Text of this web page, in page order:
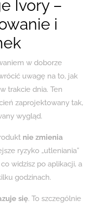
Ivory –
i
w doborze
uwagę na to, jak
trakcie dnia. Ten
zaprojektowany tak,
wygląd.
nie zmienia
ryzyko „utleniania”
widzisz po aplikacji, a
godzinach.
się. To szczególnie